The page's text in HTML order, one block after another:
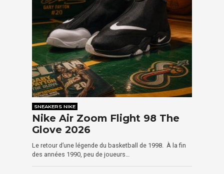
SNEAKERS NIKE
Nike Air Zoom Flight 98 The
Glove 2026
Le retour d’une légende du basketball de 1998. À la fin
des années 1990, peu de joueurs…